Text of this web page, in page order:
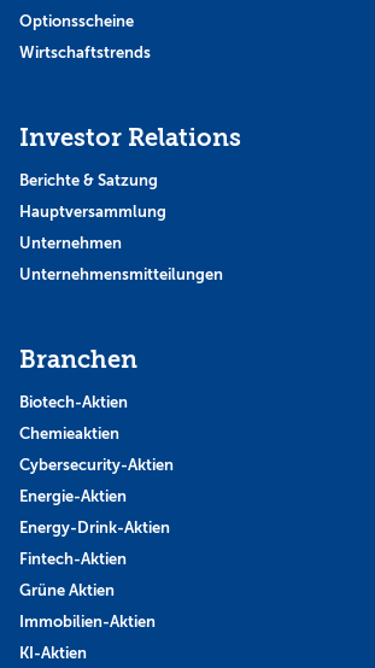
Optionsscheine
Wirtschaftstrends
Investor Relations
Berichte & Satzung
Hauptversammlung
Unternehmen
Unternehmensmitteilungen
Branchen
Biotech-Aktien
Chemieaktien
Cybersecurity-Aktien
Energie-Aktien
Energy-Drink-Aktien
Fintech-Aktien
Grüne Aktien
Immobilien-Aktien
KI-Aktien